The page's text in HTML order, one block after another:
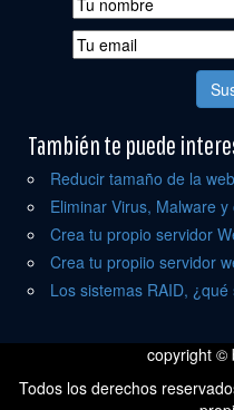
También te puede
Reducir tamaño de la web
Eliminar Virus, Malware y
Crea tu propio servidor
Crea tu propiio servidor
Los sistemas RAID, ¿qué
copyright ©
Todos los derechos